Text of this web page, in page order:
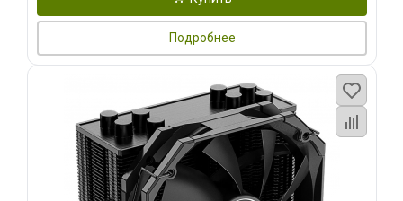
Подробнее